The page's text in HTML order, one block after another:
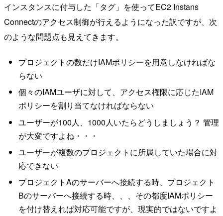
インスタンスに付与した「タグ」を使ってEC2 Instans
Connectのアクセス制御が行えるようになった訳ですが、次
のような問題点も見えてきます。
プロジェクトの数だけIAMポリシーを用意しなければな
らない
個々のIAMユーザに対して、アクセス権限に応じたIAM
ポリシーを割り当てなければならない
ユーザーが100人、1000人いたらどうしましょう？ 管理
が大変ですよね・・・
ユーザーが複数のプロジェクトに所属していた場合に対
応できない
プロジェクトAのサーバーへ接続する時、プロジェクト
Bのサーバーへ接続する時、、、その都度IAMポリシー
を付け替えれば対応可能ですが、現実的ではないですよ